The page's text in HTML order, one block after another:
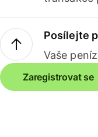
Posílejte
Vaše
Zaregistrovat se